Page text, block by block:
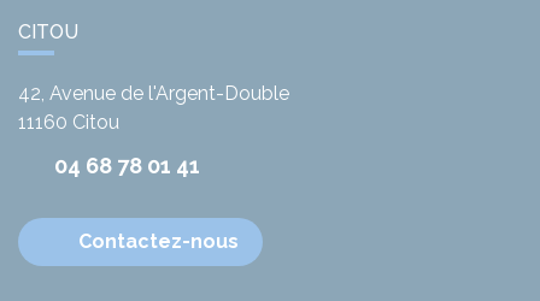
CITOU
42, Avenue de l'Argent-Double
11160 Citou
04 68 78 01 41
Contactez-nous